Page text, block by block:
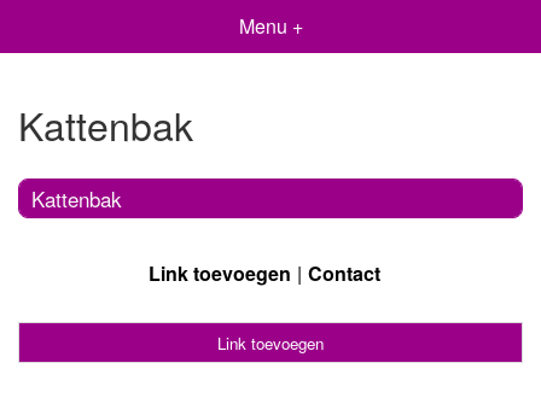
Menu +
Kattenbak
Kattenbak
Link toevoegen Contact
Link toevoegen